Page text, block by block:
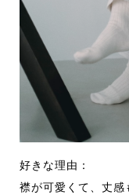
好きな理由：
襟が可愛くて、丈